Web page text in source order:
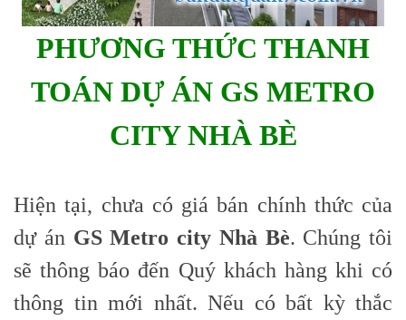
PHƯƠNG THỨC THANH
TOÁN DỰ ÁN GS METRO
CITY NHÀ BÈ
Hiện tại, chưa có giá bán chính thức của
dự án GS Metro city Nhà Bè. Chúng tôi
sẽ thông báo đến Quý khách hàng khi có
thông tin mới nhất. Nếu có bất kỳ thắc